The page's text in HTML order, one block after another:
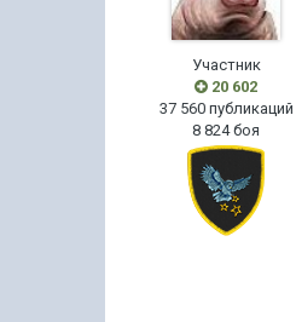
Участник
20 602
37 560 публикаций
8 824 боя